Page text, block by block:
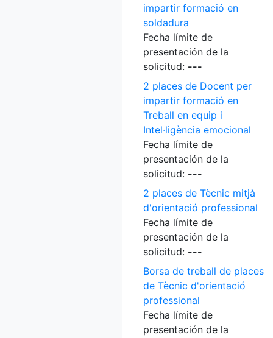
impartir formació en
soldadura
Fecha límite de
presentación de la
solicitud: ---
2 places de Docent per
impartir formació en
Treball en equip i
Intel·ligència emocional
Fecha límite de
presentación de la
solicitud: ---
2 places de Tècnic mitjà
d'orientació professional
Fecha límite de
presentación de la
solicitud: ---
Borsa de treball de places
de Tècnic d'orientació
professional
Fecha límite de
presentación de la